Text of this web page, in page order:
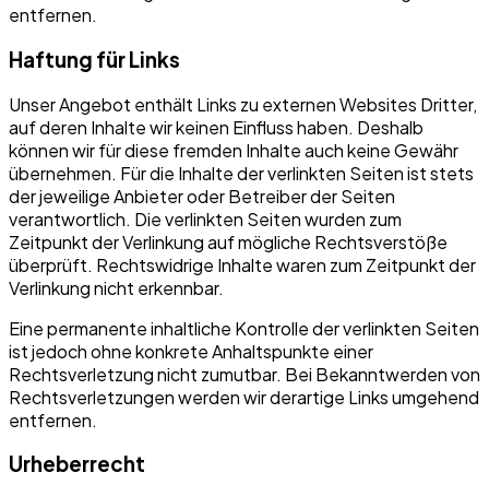
entfernen.
Haftung für Links
Unser Angebot enthält Links zu externen Websites Dritter,
auf deren Inhalte wir keinen Einfluss haben. Deshalb
können wir für diese fremden Inhalte auch keine Gewähr
übernehmen. Für die Inhalte der verlinkten Seiten ist stets
der jeweilige Anbieter oder Betreiber der Seiten
verantwortlich. Die verlinkten Seiten wurden zum
Zeitpunkt der Verlinkung auf mögliche Rechtsverstöße
überprüft. Rechtswidrige Inhalte waren zum Zeitpunkt der
Verlinkung nicht erkennbar.
Eine permanente inhaltliche Kontrolle der verlinkten Seiten
ist jedoch ohne konkrete Anhaltspunkte einer
Rechtsverletzung nicht zumutbar. Bei Bekanntwerden von
Rechtsverletzungen werden wir derartige Links umgehend
entfernen.
Urheberrecht